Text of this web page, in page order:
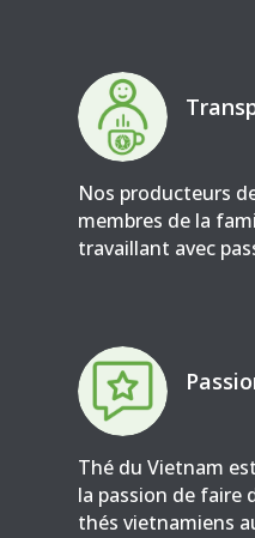
Nos producteurs
membres de la
travaillant avec
Thé du Vietnam
la passion de faire
thés vietnamiens